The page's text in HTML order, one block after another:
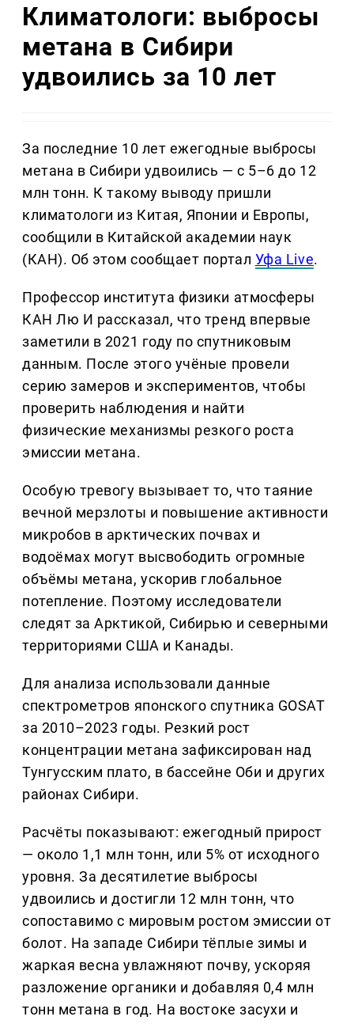
Климатологи: выбросы
метана в Сибири
удвоились за 10 лет
За последние 10 лет ежегодные выбросы
метана в Сибири удвоились — с 5–6 до 12
млн тонн. К такому выводу пришли
климатологи из Китая, Японии и Европы,
сообщили в Китайской академии наук
(КАН). Об этом сообщает портал Уфа Live.
Профессор института физики атмосферы
КАН Лю И рассказал, что тренд впервые
заметили в 2021 году по спутниковым
данным. После этого учёные провели
серию замеров и экспериментов, чтобы
проверить наблюдения и найти
физические механизмы резкого роста
эмиссии метана.
Особую тревогу вызывает то, что таяние
вечной мерзлоты и повышение активности
микробов в арктических почвах и
водоёмах могут высвободить огромные
объёмы метана, ускорив глобальное
потепление. Поэтому исследователи
следят за Арктикой, Сибирью и северными
территориями США и Канады.
Для анализа использовали данные
спектрометров японского спутника GOSAT
за 2010–2023 годы. Резкий рост
концентрации метана зафиксирован над
Тунгусским плато, в бассейне Оби и других
районах Сибири.
Расчёты показывают: ежегодный прирост
— около 1,1 млн тонн, или 5% от исходного
уровня. За десятилетие выбросы
удвоились и достигли 12 млн тонн, что
сопоставимо с мировым ростом эмиссии от
болот. На западе Сибири тёплые зимы и
жаркая весна увлажняют почву, ускоряя
разложение органики и добавляя 0,4 млн
тонн метана в год. На востоке засухи и